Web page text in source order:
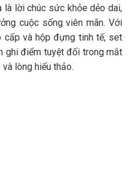
là lời chúc sức khỏe dẻo dai,
cuộc sống viên mãn. Với
cấp và hộp đựng tinh tế, set
ghi điểm tuyệt đối trong mắt
lòng hiếu thảo.